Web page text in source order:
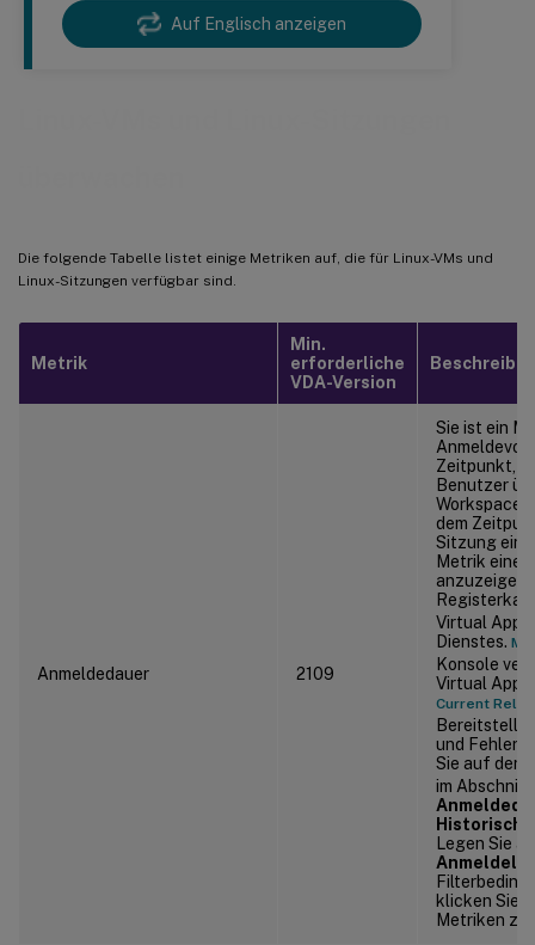
Auf Englisch anzeigen
Die folgende Tabelle listet einige Metriken auf, die für Linux-VMs und
Linux-Sitzungen verfügbar sind.
Metrik
Min.
erforderliche
VDA-Version
Anmeldedauer 2109
Sie ist ein
Zeitpunkt,
Benutzer
Workspace-
dem
Sitzung
Metrik einer
anzuzeigen,
Virtual
Dienstes.
Konsole
Virtual Apps
Current
und Fehler
Sie auf der
im Abschnitt
Legen Sie
klicken Sie
Metriken zu